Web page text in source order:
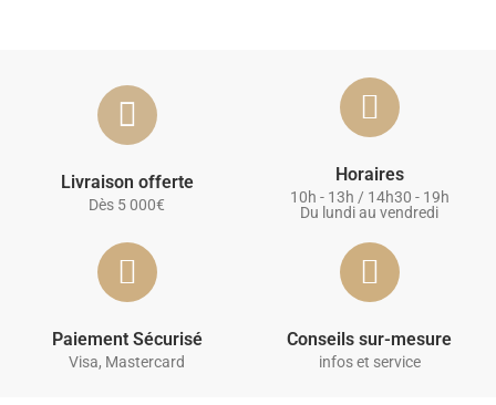
Livraison offerte
Dès 5 000€
Horaires
10h - 13h / 14h30 - 19h
Du lundi au vendredi
Paiement Sécurisé
Visa, Mastercard
Conseils sur-mesure
infos et service